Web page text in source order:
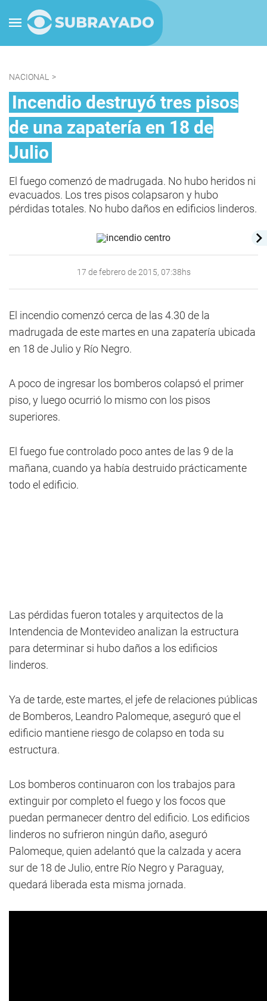
NACIONAL >
Incendio destruyó tres pisos
de una zapatería en 18 de
Julio
El fuego comenzó de madrugada. No hubo heridos ni
evacuados. Los tres pisos colapsaron y hubo
pérdidas totales. No hubo daños en edificios linderos.
17 de febrero de 2015, 07:38hs
El incendio comenzó cerca de las 4.30 de la
madrugada de este martes en una zapatería ubicada
en 18 de Julio y Río Negro.
A poco de ingresar los bomberos colapsó el primer
piso, y luego ocurrió lo mismo con los pisos
superiores.
El fuego fue controlado poco antes de las 9 de la
mañana, cuando ya había destruido prácticamente
todo el edificio.
Las pérdidas fueron totales y arquitectos de la
Intendencia de Montevideo analizan la estructura
para determinar si hubo daños a los edificios
linderos.
Ya de tarde, este martes, el jefe de relaciones públicas
de Bomberos, Leandro Palomeque, aseguró que el
edificio mantiene riesgo de colapso en toda su
estructura.
Los bomberos continuaron con los trabajos para
extinguir por completo el fuego y los focos que
puedan permanecer dentro del edificio. Los edificios
linderos no sufrieron ningún daño, aseguró
Palomeque, quien adelantó que la calzada y acera
sur de 18 de Julio, entre Río Negro y Paraguay,
quedará liberada esta misma jornada.